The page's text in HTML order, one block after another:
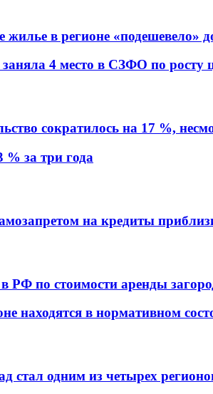
в регионе «подешевело»
4 место в СЗФО по росту
сократилось на 17 %,
за три года
на кредиты
в РФ по стоимости аренды
находятся в нормативном
стал одним из четырех